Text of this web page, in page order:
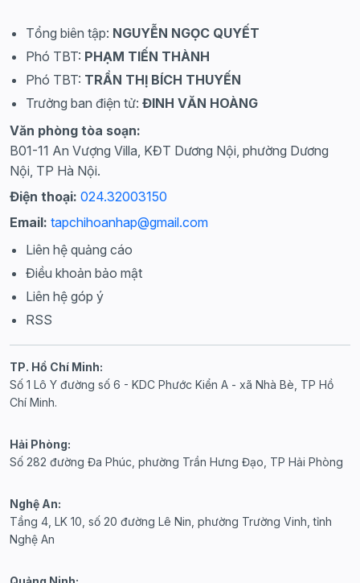
Tổng biên tập: NGUYỄN NGỌC QUYẾT
Phó TBT: PHẠM TIẾN THÀNH
Phó TBT: TRẦN THỊ BÍCH THUYẾN
Trưởng ban điện tử: ĐINH VĂN HOÀNG
Văn phòng tòa soạn:
B01-11 An Vượng Villa, KĐT Dương Nội, phường Dương
Nội, TP Hà Nội.
Điện thoại: 024.32003150
Email: tapchihoanhap@gmail.com
Liên hệ quảng cáo
Điều khoản bảo mật
Liên hệ góp ý
RSS
TP. Hồ Chí Minh:
Số 1 Lô Y đường số 6 - KDC Phước Kiển A - xã Nhà Bè, TP Hồ
Chí Minh.
Hải Phòng:
Số 282 đường Đa Phúc, phường Trần Hưng Đạo, TP Hải Phòng
Nghệ An:
Tầng 4, LK 10, số 20 đường Lê Nin, phường Trường Vinh, tỉnh
Nghệ An